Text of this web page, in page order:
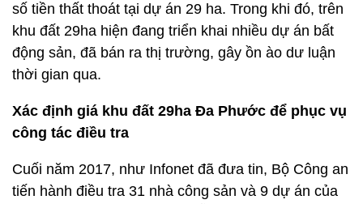
số tiền thất thoát tại dự án 29 ha. Trong khi đó, trên
khu đất 29ha hiện đang triển khai nhiều dự án bất
động sản, đã bán ra thị trường, gây ồn ào dư luận
thời gian qua.
Xác định giá khu đất 29ha Đa Phước để phục vụ
công tác điều tra
Cuối năm 2017, như Infonet đã đưa tin, Bộ Công an
tiến hành điều tra 31 nhà công sản và 9 dự án của